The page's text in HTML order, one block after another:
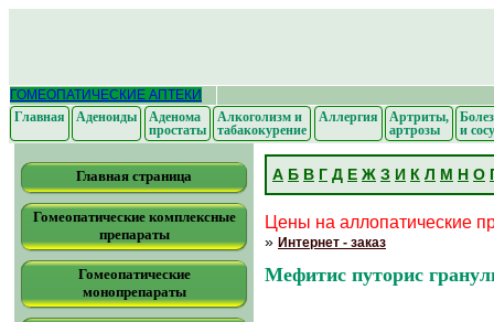
ГОМЕОПАТИЧЕСКИЕ АПТЕКИ
Главная
Аденоиды
Аденома
простаты
Алкоголизм и
табакокурение
Аллергия
Артриты,
артрозы
и
Главная страница
Гомеопатические комплексные
препараты
Гомеопатические
монопрепараты
А Б В Г Д Е Ж З И К Л М Н О
Цены на аллопатические
» Интернет - заказ
Мефитис путорис